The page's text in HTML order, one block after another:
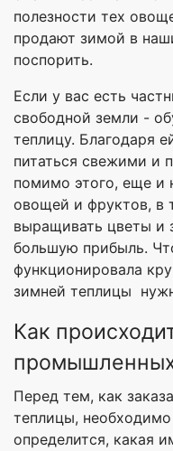
полезности тех
продают зимой в
поспорить.
Если у вас есть
свободной земли -
теплицу. Благодаря
питаться свежими и
помимо этого, еще и
овощей и фруктов, в
выращивать цветы и
большую прибыль.
функционировала
зимней теплицы
Как
Перед тем, как
теплицы,
определится, какая